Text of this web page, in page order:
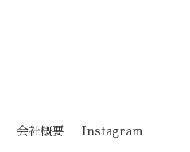
会社概要
Instagram